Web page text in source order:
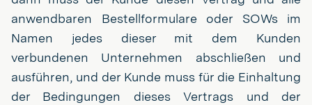
anwendbaren Bestellformulare oder SOWs im
Namen jedes dieser mit dem Kunden
verbundenen Unternehmen abschließen und
ausführen, und der Kunde muss für die Einhaltung
der Bedingungen dieses Vertrags und der